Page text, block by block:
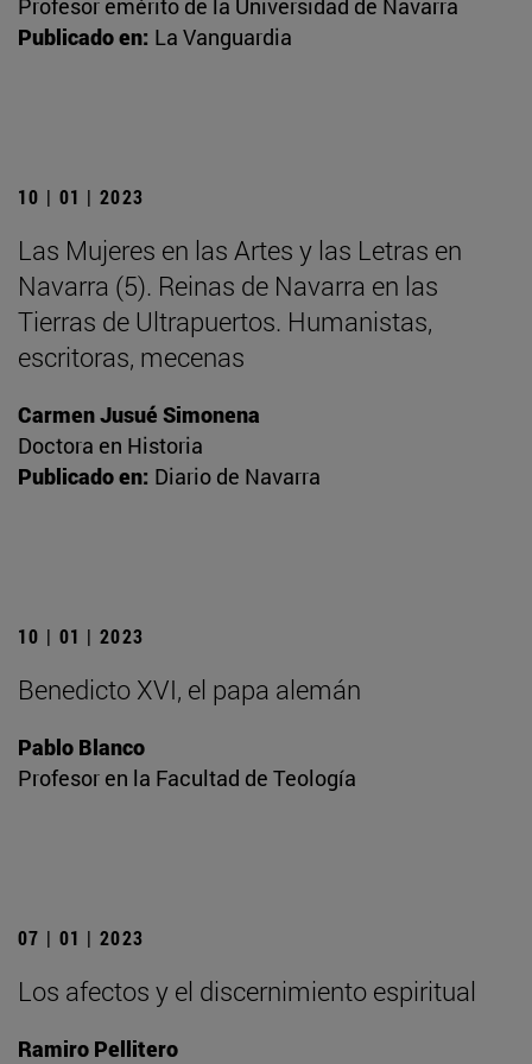
Profesor emérito de la Universidad de Navarra
Publicado en: La Vanguardia
10 | 01 | 2023
Las Mujeres en las Artes y las Letras en
Navarra (5). Reinas de Navarra en las
Tierras de Ultrapuertos. Humanistas,
escritoras, mecenas
Carmen Jusué Simonena
Doctora en Historia
Publicado en: Diario de Navarra
10 | 01 | 2023
Benedicto XVI, el papa alemán
Pablo Blanco
Profesor en la Facultad de Teología
07 | 01 | 2023
Los afectos y el discernimiento espiritual
Ramiro Pellitero